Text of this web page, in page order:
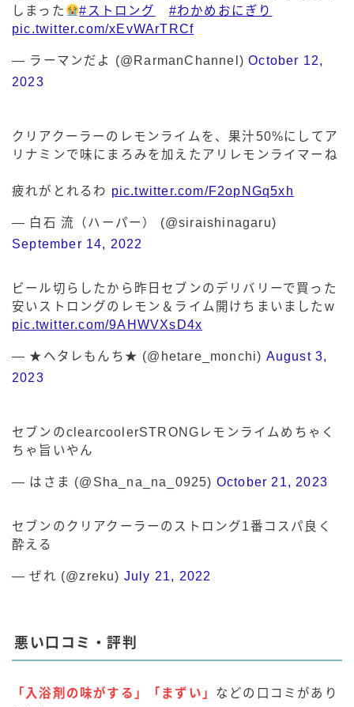
しまった
#ストロング
#わかめおにぎり
pic.twitter.com/xEvWArTRCf
— ラーマンだよ (@RarmanChannel)October 12,
2023
クリアクーラーのレモンライムを、果汁50%にしてア
リナミンで味にまろみを加えたアリレモンライマーね
疲れがとれるわ pic.twitter.com/F2opNGq5xh
— 白石 流（ハーパー） (@siraishinagaru)
September 14, 2022
ビール切らしたから昨日セブンのデリバリーで買った
安いストロングのレモン＆ライム開けちまいましたw
pic.twitter.com/9AHWVXsD4x
— ★ヘタレもんち★ (@hetare_monchi) August 3,
2023
セブンのclearcoolerSTRONGレモンライムめちゃく
ちゃ旨いやん
— はさま (@Sha_na_na_0925) October 21, 2023
セブンのクリアクーラーのストロング1番コスパ良く
酔える
— ぜれ (@zreku) July 21, 2022
悪い口コミ・評判
「入浴剤の味がする」「まずい」 などの口コミがあり